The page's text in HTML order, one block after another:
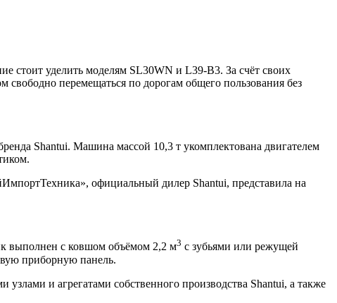
стоит уделить моделям SL30WN и L39-B3. За счёт своих
перемещаться по дорогам общего пользования без
Shantui. Машина массой 10,3 т укомплектована двигателем
официальный дилер Shantui, представила на
выполнен с ковшом объёмом 2,2 м3 с зубьями или режущей
приборную панель.
и агрегатами собственного производства Shantui, а также